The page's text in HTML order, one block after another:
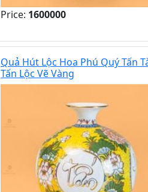
Price: 1600000
Quả Hút Lộc Hoa Phú Quý Tấn
Tấn Lộc Vẽ Vàng